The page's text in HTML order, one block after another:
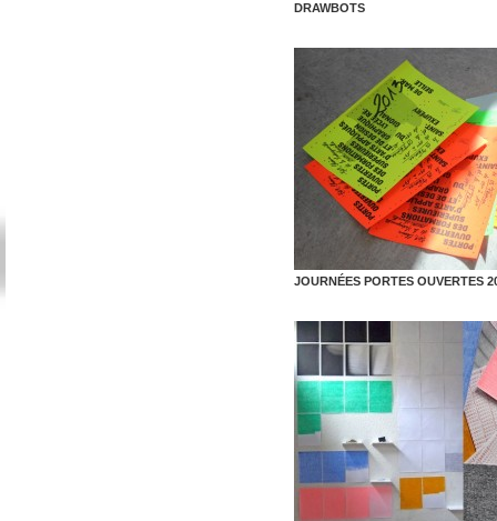
DRAWBOTS
JOURNÉES PORTES OUVERTES